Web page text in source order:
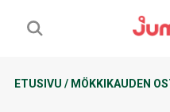
ETUSIVU / MÖKKIKAUDEN